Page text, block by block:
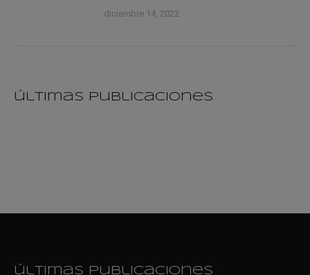
diciembre 14, 2022
últimas publicaciones
últimas publicaciones